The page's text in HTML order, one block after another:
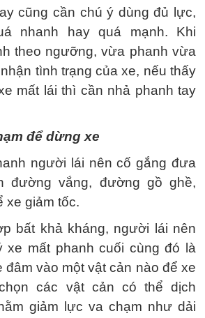
cũng cần chú ý dùng đủ lực,
nhanh hay quá mạnh. Khi
theo ngưỡng, vừa phanh vừa
tình trạng của xe, nếu thấy
mất lái thì cần nhả phanh tay
để dừng xe
người lái nên cố gắng đưa
đường vắng, đường gồ ghề,
giảm tốc.
bất khả kháng, người lái nên
xe mất phanh cuối cùng đó là
đâm vào một vật cản nào để xe
các vật cản có thể dịch
giảm lực va chạm như dải